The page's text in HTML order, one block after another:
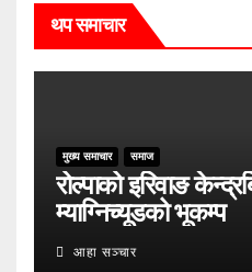
थप समाचार
मुख्य समाचार समाज
रोल्पाको इरिवाङ
म्याग्निच्यूडको भूकम्प
आहा सञ्चार